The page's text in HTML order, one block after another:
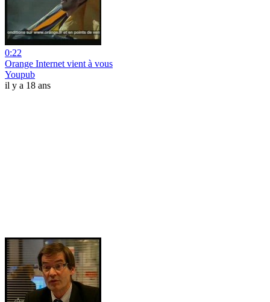
0:22
Orange Internet vient à vous
Youpub
il y a 18 ans